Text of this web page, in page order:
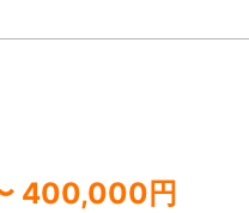
400,000円